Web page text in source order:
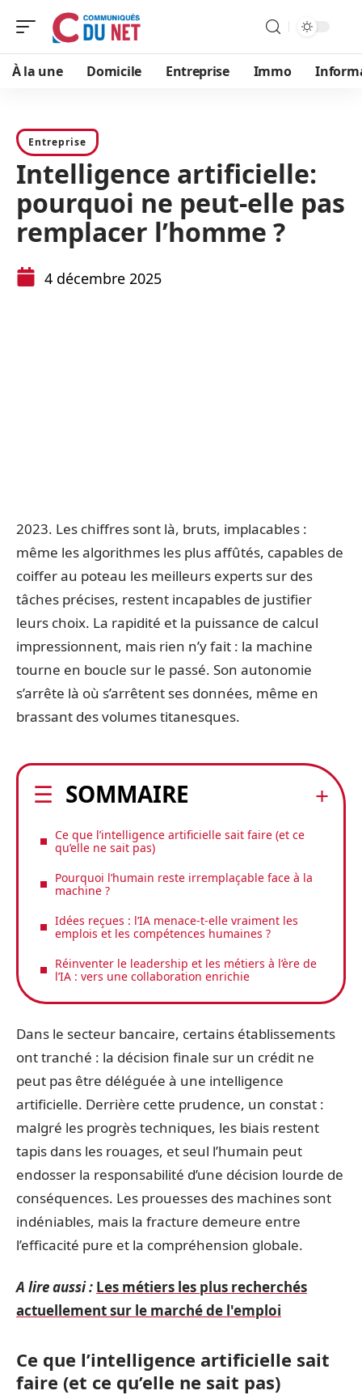
À la une Domicile Entreprise Immo
Entreprise
Intelligence artificielle:
pourquoi ne peut-elle pas
remplacer l’homme ?
4 décembre 2025
2023. Les chiffres sont là, bruts, implacables :
même les algorithmes les plus affûtés, capables de
coiffer au poteau les meilleurs experts sur des
tâches précises, restent incapables de justifier
leurs choix. La rapidité et la puissance de calcul
impressionnent, mais rien n’y fait : la machine
tourne en boucle sur le passé. Son autonomie
s’arrête là où s’arrêtent ses données, même en
brassant des volumes titanesques.
SOMMAIRE
Ce que l’intelligence artificielle sait faire (et ce
qu’elle ne sait pas)
Pourquoi l’humain reste irremplaçable face à la
machine ?
Idées reçues : l’IA menace-t-elle vraiment les
emplois et les compétences humaines ?
Réinventer le leadership et les métiers à l’ère de
l’IA : vers une collaboration enrichie
Dans le secteur bancaire, certains établissements
ont tranché : la décision finale sur un crédit ne
peut pas être déléguée à une intelligence
artificielle. Derrière cette prudence, un constat :
malgré les progrès techniques, les biais restent
tapis dans les rouages, et seul l’humain peut
endosser la responsabilité d’une décision lourde de
conséquences. Les prouesses des machines sont
indéniables, mais la fracture demeure entre
l’efficacité pure et la compréhension globale.
A lire aussi : Les métiers les plus recherchés
actuellement sur le marché de l'emploi
Ce que l’intelligence artificielle sait
faire (et ce qu’elle ne sait pas)